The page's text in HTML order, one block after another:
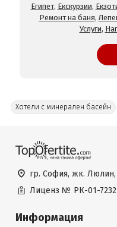
Египет, Екскурзии,
Ремонт на баня,
Услуги,
Хотели с минерален басейн
гр. София, жк. Люлин,
Лиценз № РК-01-7232
Информация